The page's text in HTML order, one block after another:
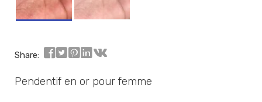
Share:
Pendentif en or pour femme